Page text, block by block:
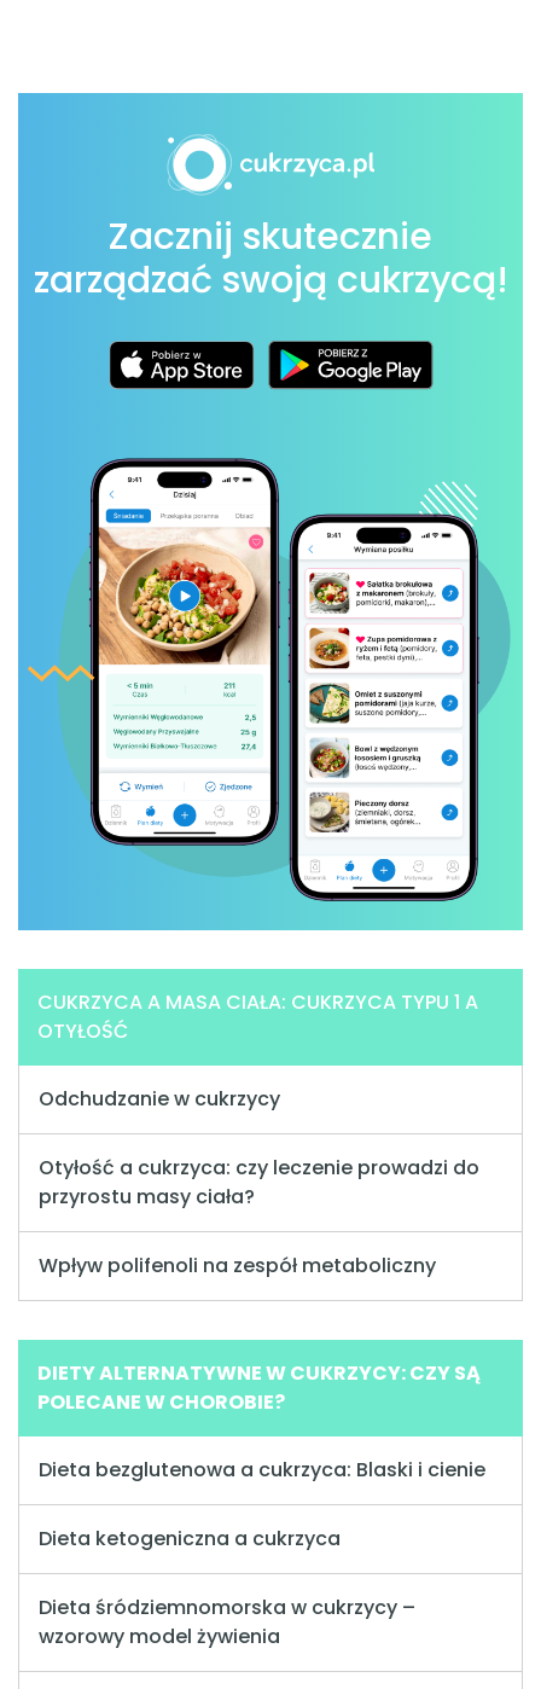
Zacznij skutecznie
zarządzać swoją cukrzycą!
CUKRZYCA A MASA CIAŁA: CUKRZYCA TYPU 1 A
OTYŁOŚĆ
Odchudzanie w cukrzycy
Otyłość a cukrzyca: czy leczenie prowadzi do
przyrostu masy ciała?
Wpływ polifenoli na zespół metaboliczny
DIETY ALTERNATYWNE W CUKRZYCY: CZY SĄ
POLECANE W CHOROBIE?
Dieta bezglutenowa a cukrzyca: Blaski i cienie
Dieta ketogeniczna a cukrzyca
Dieta śródziemnomorska w cukrzycy –
wzorowy model żywienia